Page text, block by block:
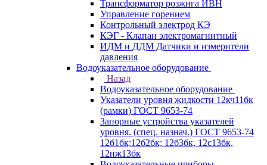
Трансформатор розжига ИВН
Управление горением
Контрольный электрод КЭ
КЭГ - Клапан электромагнитный
ИДМ и ДДМ Датчики и измерители
давления
Водоуказательное оборудование
Назад
Водоуказательное оборудование
Указатели уровня жидкости 12кч11бк
(рамки) ГОСТ 9653-74
Запорные устройства указателей
уровня. (спец. назнач.) ГОСТ 9653-74
12б1бк;12б2бк; 12б3бк, 12с13бк,
12нж13бк